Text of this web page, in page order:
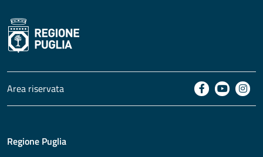
Area riservata
Regione Puglia